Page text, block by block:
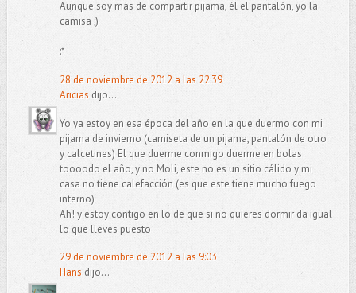
Aunque soy más de compartir pijama, él el pantalón, yo la
camisa ;)
:*
28 de noviembre de 2012 a las 22:39
Aricias dijo...
Yo ya estoy en esa época del año en la que duermo con mi
pijama de invierno (camiseta de un pijama, pantalón de otro
y calcetines) El que duerme conmigo duerme en bolas
toooodo el año, y no Moli, este no es un sitio cálido y mi
casa no tiene calefacción (es que este tiene mucho fuego
interno)
Ah! y estoy contigo en lo de que si no quieres dormir da igual
lo que lleves puesto
29 de noviembre de 2012 a las 9:03
Hans dijo...